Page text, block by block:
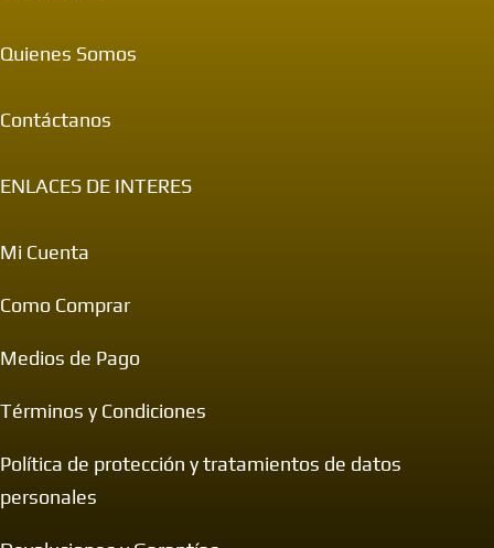
Quienes Somos
Contáctanos
ENLACES DE INTERES
Mi Cuenta
Como Comprar
Medios de Pago
Términos y Condiciones
Política de protección y tratamientos de datos
personales